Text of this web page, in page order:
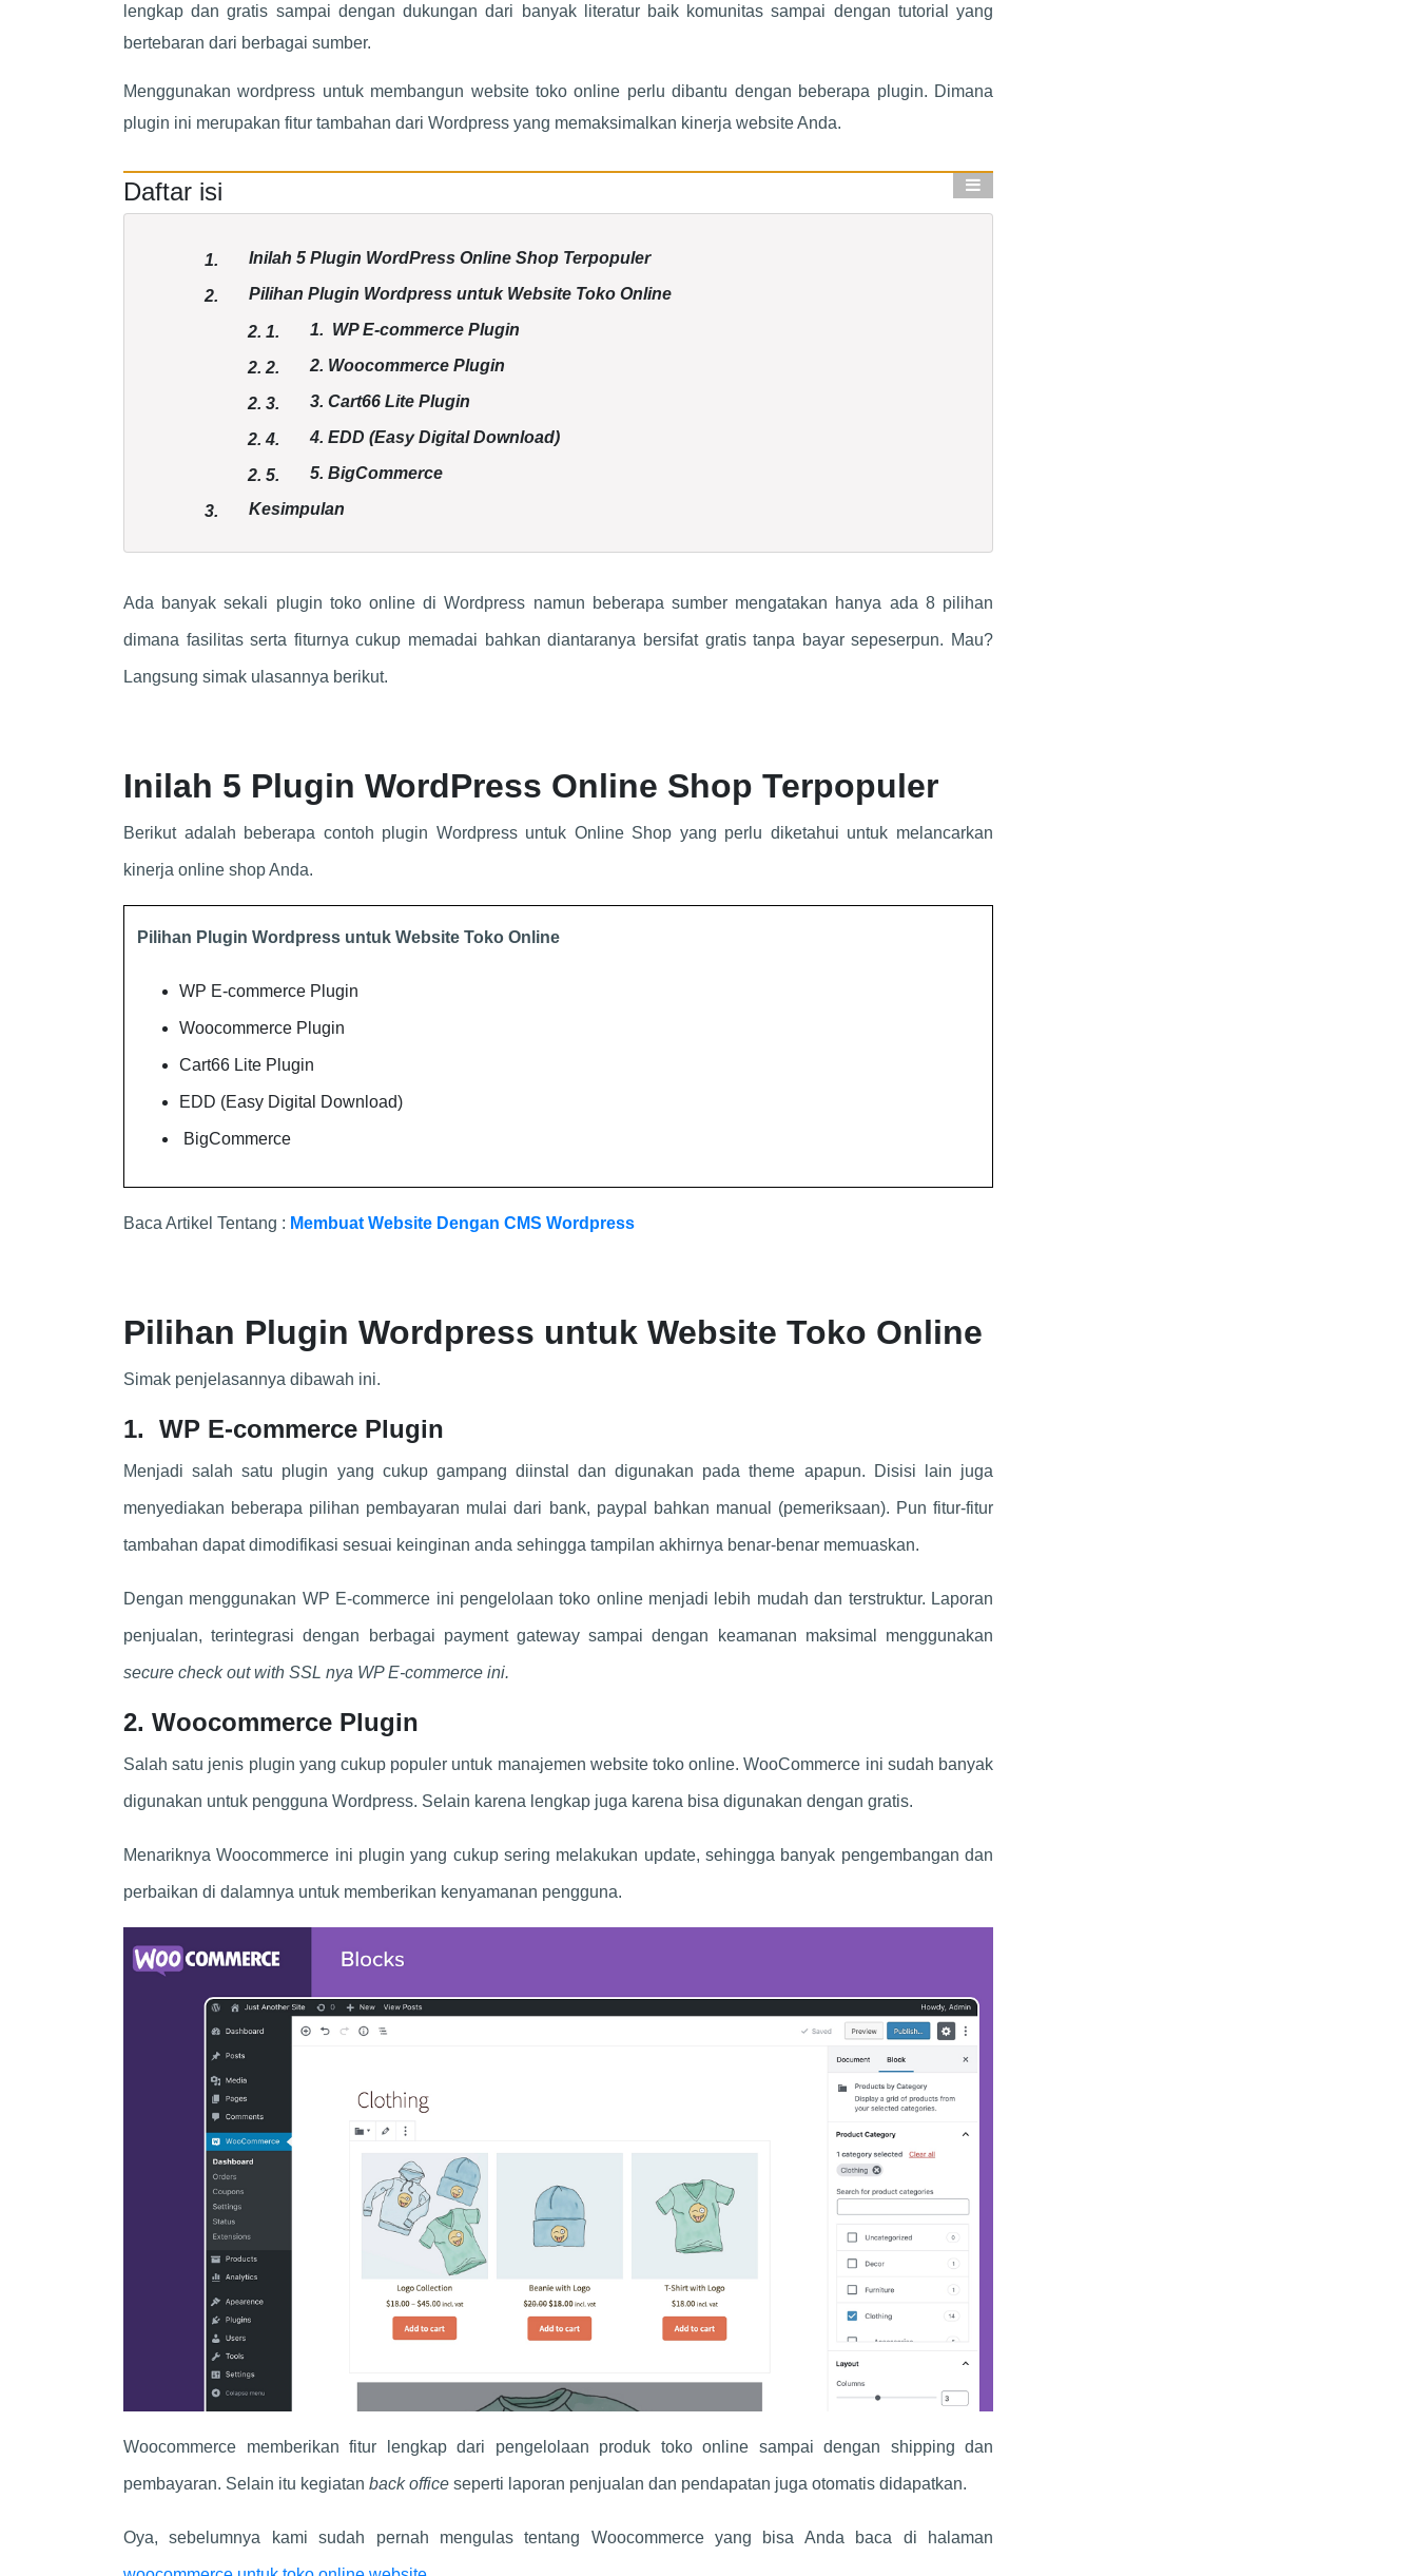
lengkap dan gratis sampai dengan dukungan dari banyak literatur baik komunitas sampai dengan tutorial yang
bertebaran dari berbagai sumber.
Menggunakan wordpress untuk membangun website toko online perlu dibantu dengan beberapa plugin. Dimana
plugin ini merupakan fitur tambahan dari Wordpress yang memaksimalkan kinerja website Anda.
Daftar isi
1. Inilah 5 Plugin WordPress Online Shop Terpopuler
2. Pilihan Plugin Wordpress untuk Website Toko Online
2. 1. 1. WP E-commerce Plugin
2. 2. 2. Woocommerce Plugin
2. 3. 3. Cart66 Lite Plugin
2.4. 4. EDD (Easy Digital Download)
2. 5. 5. BigCommerce
3. Kesimpulan
Ada banyak sekali plugin toko online di Wordpress namun beberapa sumber mengatakan hanya ada 8 pilihan
dimana fasilitas serta fiturnya cukup memadai bahkan diantaranya bersifat gratis tanpa bayar sepeserpun. Mau?
Langsung simak ulasannya berikut.
Inilah 5 Plugin WordPress Online Shop Terpopuler
Berikut adalah beberapa contoh plugin Wordpress untuk Online Shop yang perlu diketahui untuk melancarkan
kinerja online shop Anda.
Pilihan Plugin Wordpress untuk Website Toko Online
WP E-commerce Plugin
Woocommerce Plugin
Cart66 Lite Plugin
EDD (Easy Digital Download)
BigCommerce
Baca Artikel Tentang : Membuat Website Dengan CMS Wordpress
Pilihan Plugin Wordpress untuk Website Toko Online
Simak penjelasannya dibawah ini.
1. WP E-commerce Plugin
Menjadi salah satu plugin yang cukup gampang diinstal dan digunakan pada theme apapun. Disisi lain juga
menyediakan beberapa pilihan pembayaran mulai dari bank, paypal bahkan manual (pemeriksaan). Pun fitur-fitur
tambahan dapat dimodifikasi sesuai keinginan anda sehingga tampilan akhirnya benar-benar memuaskan.
Dengan menggunakan WP E-commerce ini pengelolaan toko online menjadi lebih mudah dan terstruktur. Laporan
penjualan, terintegrasi dengan berbagai payment gateway sampai dengan keamanan maksimal menggunakan
secure check out with SSL nya WP E-commerce ini.
2. Woocommerce Plugin
Salah satu jenis plugin yang cukup populer untuk manajemen website toko online. WooCommerce ini sudah banyak
digunakan untuk pengguna Wordpress. Selain karena lengkap juga karena bisa digunakan dengan gratis.
Menariknya Woocommerce ini plugin yang cukup sering melakukan update, sehingga banyak pengembangan dan
perbaikan di dalamnya untuk memberikan kenyamanan pengguna.
Woocommerce memberikan fitur lengkap dari pengelolaan produk toko online sampai dengan shipping dan
pembayaran. Selain itu kegiatan back office seperti laporan penjualan dan pendapatan juga otomatis didapatkan.
Oya, sebelumnya kami sudah pernah mengulas tentang Woocommerce yang bisa Anda baca di halaman